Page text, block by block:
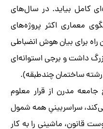
کامل بیاید. در سال‌های
الگوی معماری اکثر پروژه‌های
برای بیان هوش انضباطی
داشت و برجی استوانه‌ای
ساختمان چندطبقه).
مدرن از قرار معلوم
سراسربینیِ همه شمول
قانون، ماشینی را به کار